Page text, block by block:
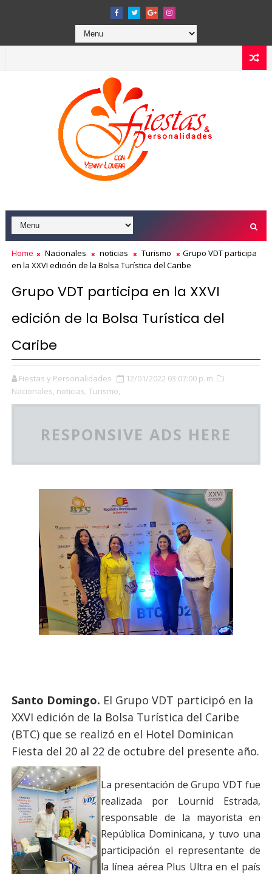
Home Nacionales noticias Turismo
Grupo VDT participa
en la XXVI edición de la Bolsa Turística del Caribe
Grupo VDT participa en la XXVI
edición de la Bolsa Turística del
Caribe
Fiestas y Personalidades
12/01/2022 03:07:00 p. m.
Nacionales, noticias, Turismo,
RESPONSIVE ADS HERE
Santo Domingo. El Grupo VDT participó en la
XXVI edición de la Bolsa Turística del Caribe
(BTC) que se realizó en el Hotel Dominican
Fiesta del 20 al 22 de octubre del presente año.
La presentación de Grupo VDT fue
realizada por Lournid Estrada,
responsable de la mayorista en
República Dominicana, y tuvo una
participación el representante de
la línea aérea Plus Ultra en el país